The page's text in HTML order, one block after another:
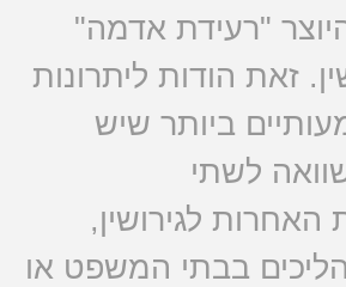
"רעידת אדמה"
זאת הודות ליתרונות
ביותר שיש
לשתי
האחרות לגירושין,
הליכים בבתי המשפט או